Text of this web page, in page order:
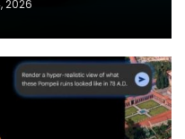
2026